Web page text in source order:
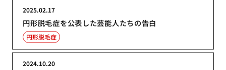
円形脱毛症を公表した芸能人たちの告白
2025.02.17
円形脱毛症
2024.10.20